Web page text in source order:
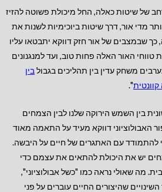
של שיטות כאלה, החל מיכולת פשוטה להזיז
מדי אור, דרך שיטות ביוכימיות לשנות את
שבמצבים של אור חזק דווקא יתבטאו עליו
האור האלה פחות טוב, ועד למנגנונים
משחק עדין בין תהליכים בגבולבין
".
בין השמש הירוקה שלנו לבין הצמחים
האבולוציוני דווקא מעיד על התאמה מאוד
להתמודד עם האתגרים של חיים על היבשה.
יש את היכולת להתאים את עצמם כדי
מה שאולי נראה כמו "כשל אבולוציוני",
שהיצורים החיים עוברים על פני